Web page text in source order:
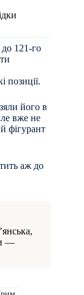
121-го
позиції.
його в
вже не
фігурант
аж до
—